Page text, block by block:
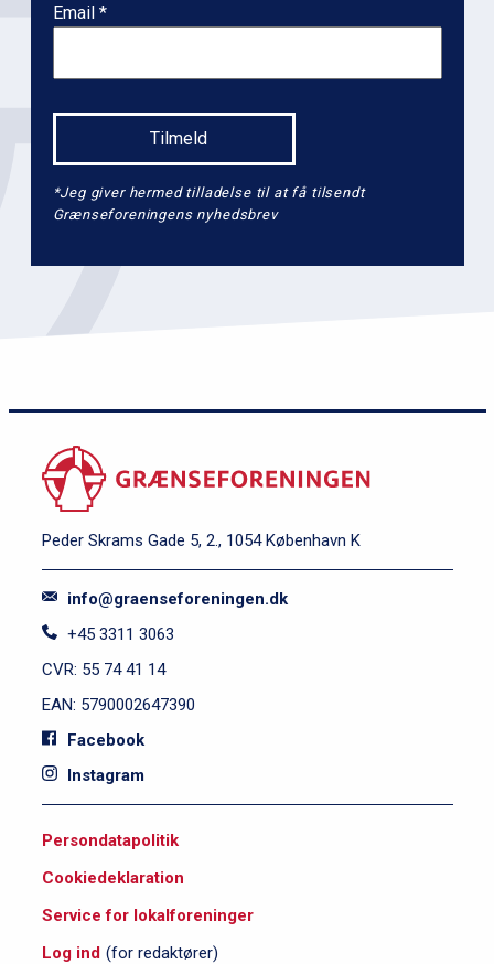
Email
*Jeg giver hermed tilladelse til at få tilsendt
Grænseforeningens nyhedsbrev
Peder Skrams Gade 5, 2., 1054 København K
info@graenseforeningen.dk
+45 3311 3063
CVR: 55 74 41 14
EAN: 5790002647390
Facebook
Instagram
i
d
e
f
Persondatapolitik
Cookiedeklaration
Service for lokalforeninger
Log ind (for redaktører)